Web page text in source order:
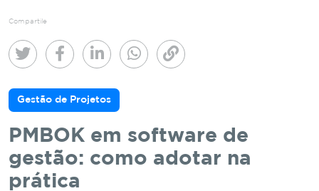
Compartile
Gestão de Projetos
PMBOK em software de
gestão: como adotar na
prática